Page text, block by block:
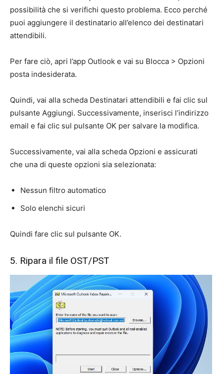
possibilità che si verifichi questo problema. Ecco perché
puoi aggiungere il destinatario all’elenco dei destinatari
attendibili.
Per fare ciò, apri l’app Outlook e vai su Blocca > Opzioni
posta indesiderata.
Quindi, vai alla scheda Destinatari attendibili e fai clic sul
pulsante Aggiungi. Successivamente, inserisci l’indirizzo
email e fai clic sul pulsante OK per salvare la modifica.
Successivamente, vai alla scheda Opzioni e assicurati
che una di queste opzioni sia selezionata:
Nessun filtro automatico
Solo elenchi sicuri
Quindi fare clic sul pulsante OK.
5. Ripara il file OST/PST